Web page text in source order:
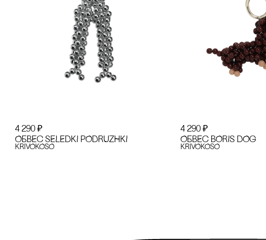
4 290 ₽
ОБВЕс SELEDKI PODRUZHKI
KRiVOKOSO
4 290 ₽
ОБВЕс BORIS DOG
KRiVOKOSO